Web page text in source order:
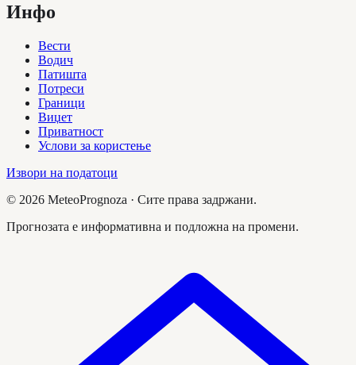
Инфо
Вести
Водич
Патишта
Потреси
Граници
Виџет
Приватност
Услови за користење
Извори на податоци
© 2026 MeteoPrognoza · Сите права задржани.
Прогнозата е информативна и подложна на промени.